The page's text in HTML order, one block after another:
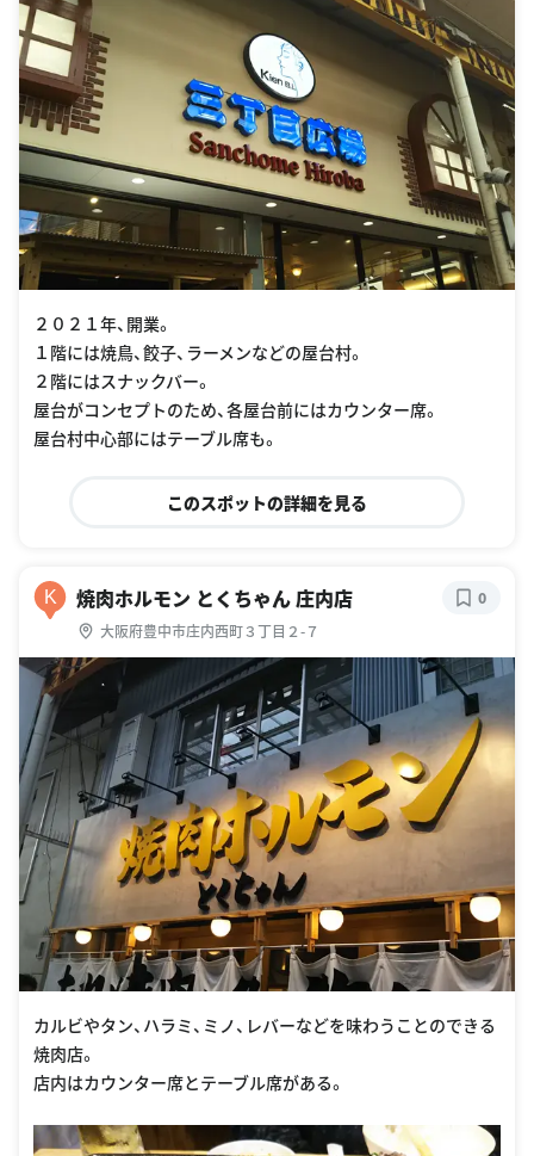
２０２１年、開業。
１階には焼鳥、餃子、ラーメンなどの屋台村。
２階にはスナックバー。
屋台がコンセプトのため、各屋台前にはカウンター席。
屋台村中心部にはテーブル席も。
このスポットの詳細を見る
K 焼肉ホルモン とくちゃん 庄内店
大阪府豊中市庄内西町３丁目２-７
0
カルビやタン、ハラミ、ミノ、レバーなどを味わうことのできる
焼肉店。
店内はカウンター席とテーブル席がある。